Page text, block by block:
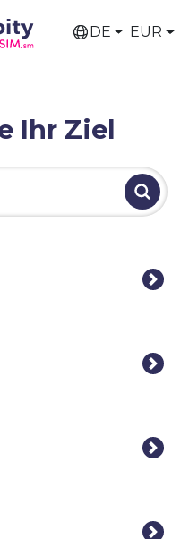
DE EUR
Ihr Ziel